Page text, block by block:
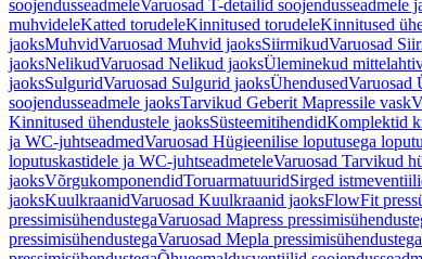
soojendusseadmeleVaruosad T-detailid soojendusseadmele
muhvideleKatted torudeleKinnitused torudeleKinnitused
jaoksMuhvidVaruosad Muhvid jaoksSiirmikudVaruosad
jaoksNelikudVaruosad Nelikud jaoksÜleminekud
jaoksSulguridVaruosad Sulgurid jaoksÜhendusedVaruosad
soojendusseadmele jaoksTarvikud Geberit Mapressile vask
Kinnitused ühendustele jaoksSüsteemitihendidKomplektid
ja WC-juhtseadmedVaruosad Hügieenilise loputusega
loputuskastidele ja WC-juhtseadmeteleVaruosad Tarvikud
jaoksVõrgukomponendidToruarmatuuridSirged
jaoksKuulkraanidVaruosad Kuulkraanid jaoksFlowFit
pressimisühendustegaVaruosad Mapress
pressimisühendustegaVaruosad Mepla